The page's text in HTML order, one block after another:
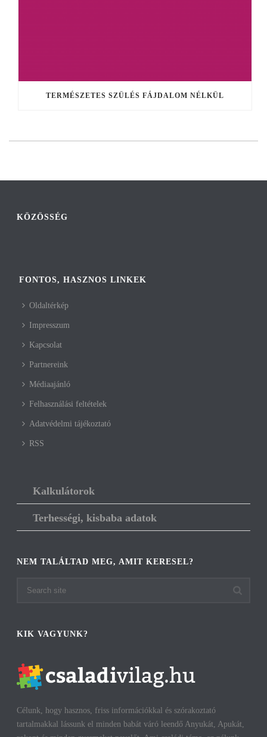
TERMÉSZETES SZÜLÉS FÁJDALOM NÉLKÜL
KÖZÖSSÉG
FONTOS, HASZNOS LINKEK
Oldaltérkép
Impresszum
Kapcsolat
Partnereink
Médiaajánló
Felhasználási feltételek
Adatvédelmi tájékoztató
RSS
Kalkulátorok
Terhességi, kisbaba adatok
NEM TALÁLTAD MEG, AMIT KERESEL?
KIK VAGYUNK?
Célunk, hogy hasznos, friss információkkal és szórakoztató
tartalmakkal lássunk el minden babát váró leendő Anyukát, Apukát,